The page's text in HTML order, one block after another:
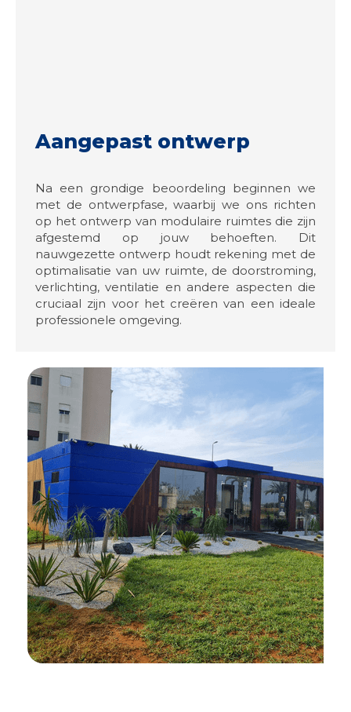
Aangepast ontwerp
Na een grondige beoordeling beginnen we
met de ontwerpfase, waarbij we ons richten
op het ontwerp van modulaire ruimtes die zijn
afgestemd op jouw behoeften. Dit
nauwgezette ontwerp houdt rekening met de
optimalisatie van uw ruimte, de doorstroming,
verlichting, ventilatie en andere aspecten die
cruciaal zijn voor het creëren van een ideale
professionele omgeving.